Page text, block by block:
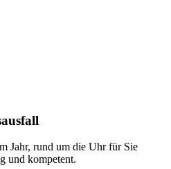
Jahr, rund um die Uhr für Sie
und kompetent.